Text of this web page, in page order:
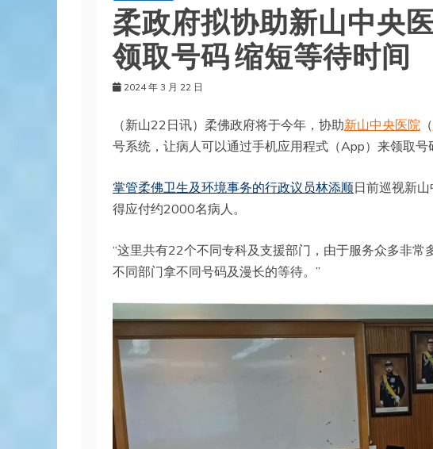
柔政府拟协助新山中央
领取号码 缩短等待时间
2024 年 3 月 22 日
（新山22日讯）柔佛政府将于今年，协助新山中央医院 （
号系统，让病人可以通过手机应用程式（App）来领取号
掌管柔佛卫生及环境事务的行政议员林添顺日前巡视新
得应付约2000名病人。
“这里共有22个不同专科及支援部门，由于服务众多非
不同部门拿不同号码及漫长的等待。”